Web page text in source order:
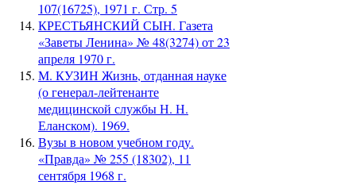
107(16725), 1971 г. Стр. 5
КРЕСТЬЯНСКИЙ СЫН. Газета
«Заветы Ленина» № 48(3274) от 23
апреля 1970 г.
М. КУЗИН Жизнь, отданная науке
(о генерал-лейтенанте
медицинской службы Н. Н.
Еланском). 1969.
Вузы в новом учебном году.
«Правда» № 255 (18302), 11
сентября 1968 г.